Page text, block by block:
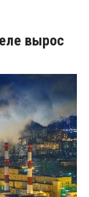
вырос